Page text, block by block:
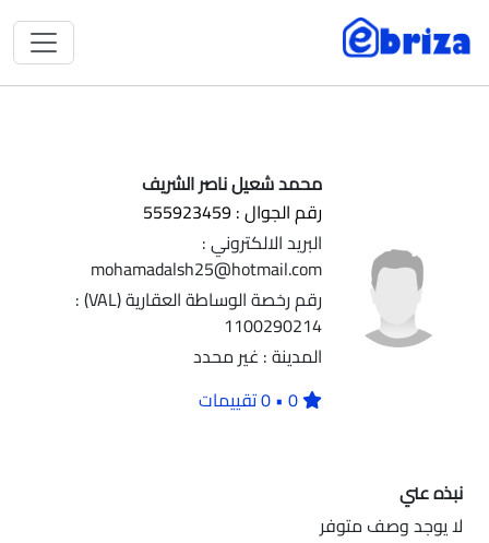
محمد شعيل ناصر الشريف
رقم الجوال : 555923459
البريد الالكتروني :
mohamadalsh25@hotmail.com
رقم رخصة الوساطة العقارية (VAL) :
1100290214
المدينة : غير محدد
0 • 0 تقييمات
نبذه عني
لا يوجد وصف متوفر